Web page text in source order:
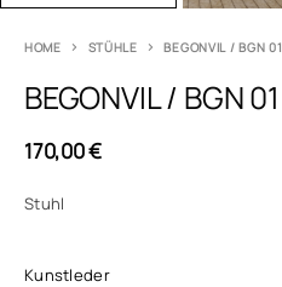
HOME STÜHLE BEGONVIL / BGN 01
BEGONVIL / BGN 01
170,00€
Stuhl
Kunstleder